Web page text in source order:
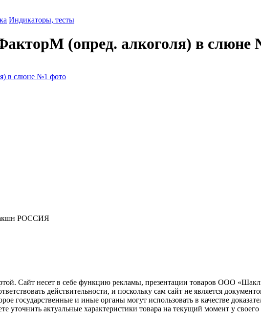
Индикаторы, тесты
(опред. алкоголя) в слюне
РОССИЯ
Сайт несет в себе функцию рекламы, презентации товаров ООО
действительности, и поскольку сам сайт не является
государственные и иные органы могут использовать в качестве
уточнить актуальные характеристики товара на текущий момент у